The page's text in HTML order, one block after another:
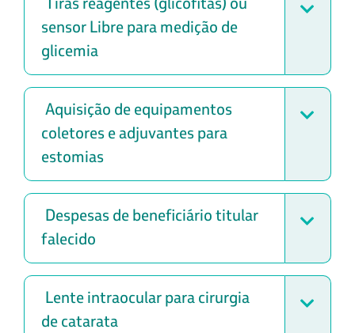
sensor Libre para medição de
glicemia
Aquisição de equipamentos
coletores e adjuvantes para
estomias
Despesas de beneficiário titular
falecido
Lente intraocular para cirurgia
de catarata